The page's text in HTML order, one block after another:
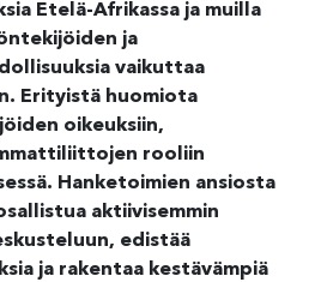
Etelä-Afrikassa ja muilla
ja
vaikuttaa
Erityistä huomiota
oikeuksiin,
rooliin
Hanketoimien ansiosta
aktiivisemmin
edistää
ja rakentaa kestävämpiä